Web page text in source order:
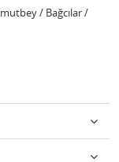
/ Bağcılar /